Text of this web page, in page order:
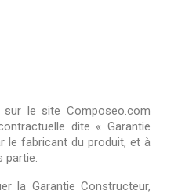
le site Composeo.com
dite « Garantie
le fabricant du produit, et à
partie.
la Garantie Constructeur,